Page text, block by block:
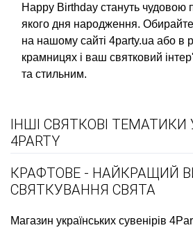
Happy Birthday стануть чудовою
якого дня народження.
на нашому сайті 4party.ua або в
крамницях і ваш святковий
та стильним.
ІНШІ СВЯТКОВІ
4PARTY
КРАФТОВЕ - НАЙКРАЩИЙ
СВЯТКУВАННЯ СВЯТА
Магазин українських сувенірів